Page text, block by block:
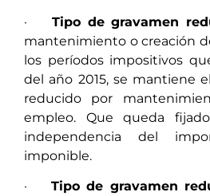
· Tipo de gravamen
mantenimiento o creación
los períodos impositivos
del año 2015, se mantiene
reducido por
empleo. Que queda
independencia del
imponible.
· Tipo de gravamen